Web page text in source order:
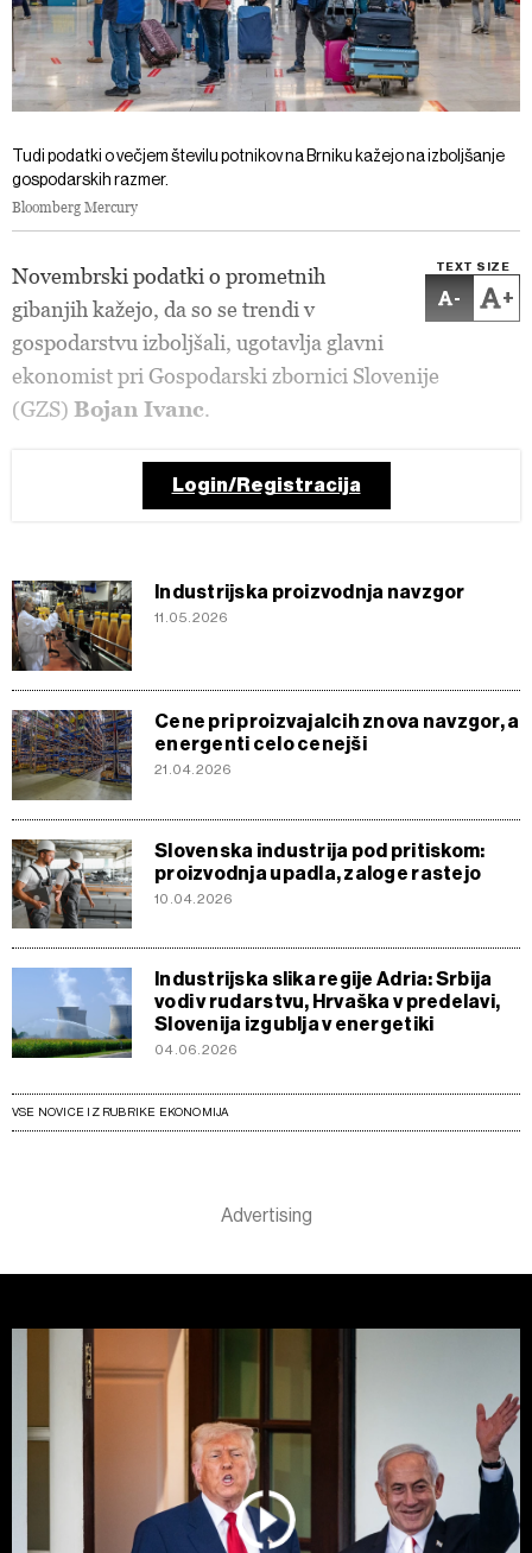
Tudi podatki o večjem številu potnikov na Brniku kažejo na izboljšanje
gospodarskih razmer.
Bloomberg Mercury
TEXT SIZE
- +
Novembrski podatki o prometnih
gibanjih kažejo, da so se trendi v
gospodarstvu izboljšali, ugotavlja glavni
ekonomist pri Gospodarski zbornici Slovenije
(GZS) Bojan Ivanc.
Login/Registracija
Industrijska proizvodnja navzgor
11.05.2026
Cene pri proizvajalcih znova navzgor, a
energenti celo cenejši
21.04.2026
Slovenska industrija pod pritiskom:
proizvodnja upadla, zaloge rastejo
10.04.2026
Industrijska slika regije Adria: Srbija
vodi v rudarstvu, Hrvaška v predelavi,
Slovenija izgublja v energetiki
04.06.2026
VSE NOVICE IZ RUBRIKE EKONOMIJA